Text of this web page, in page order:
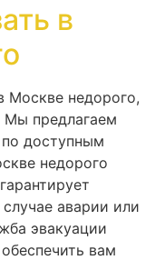
в
Москве недорого,
Мы предлагаем
доступным
недорого
аварии или
эвакуации
вам